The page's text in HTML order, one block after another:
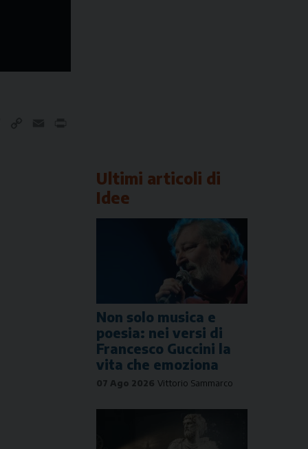
Ultimi articoli di
Idee
Non solo musica e
poesia: nei versi di
Francesco Guccini la
vita che emoziona
07 Ago 2026 Vittorio Sammarco